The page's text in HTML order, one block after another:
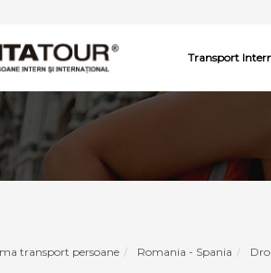
Transport
transport persoane Romania - Spania